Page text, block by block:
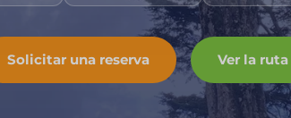
Solicitar una reserva Ver la ruta